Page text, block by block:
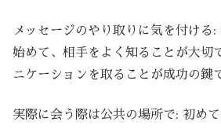
メッセージのやり取りに気を付ける:
始めて、相手をよく知ることが大切
ニケーションを取ることが成功の鍵
実際に会う際は公共の場所で: 初め